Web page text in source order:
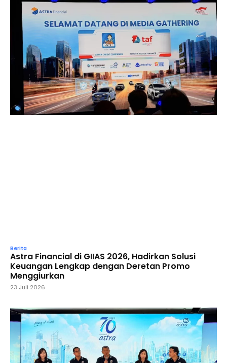
Berita
Astra Financial di GIIAS 2026, Hadirkan Solusi
Keuangan Lengkap dengan Deretan Promo
Menggiurkan
23 Juli 2026